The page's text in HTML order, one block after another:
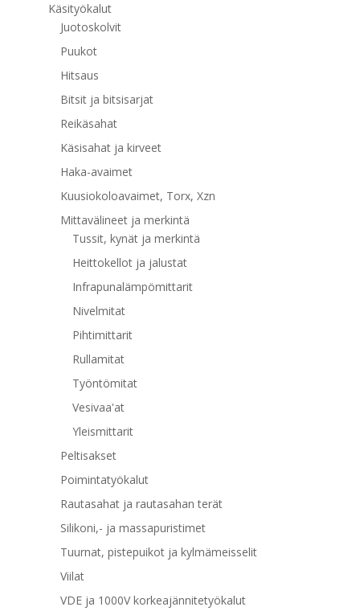
Käsityökalut
Juotoskolvit
Puukot
Hitsaus
Bitsit ja bitsisarjat
Reikäsahat
Käsisahat ja kirveet
Haka-avaimet
Kuusiokoloavaimet, Torx, Xzn
Mittavälineet ja merkintä
Tussit, kynät ja merkintä
Heittokellot ja jalustat
Infrapunalämpömittarit
Nivelmitat
Pihtimittarit
Rullamitat
Työntömitat
Vesivaa'at
Yleismittarit
Peltisakset
Poimintatyökalut
Rautasahat ja rautasahan terät
Silikoni,- ja massapuristimet
Tuurnat, pistepuikot ja kylmämeisselit
Viilat
VDE ja 1000V korkeajännitetyökalut